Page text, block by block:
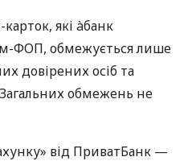
карток, які àбанк
ФОП, обмежується лише
довірених осіб та
обмежень не
від ПриватБанк —